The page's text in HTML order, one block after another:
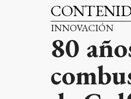
INNOVACIÓN
80